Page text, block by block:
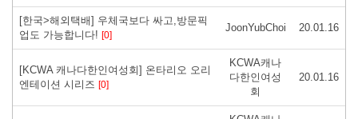
[한국>해외택배] 우체국보다 싸고,방문픽
업도 가능합니다! [0]
JoonYubChoi 20.01.16
[KCWA 캐나다한인여성회] 온타리오 오리
엔테이션 시리즈 [0]
KCWA캐나
다한인여성
회
20.01.16